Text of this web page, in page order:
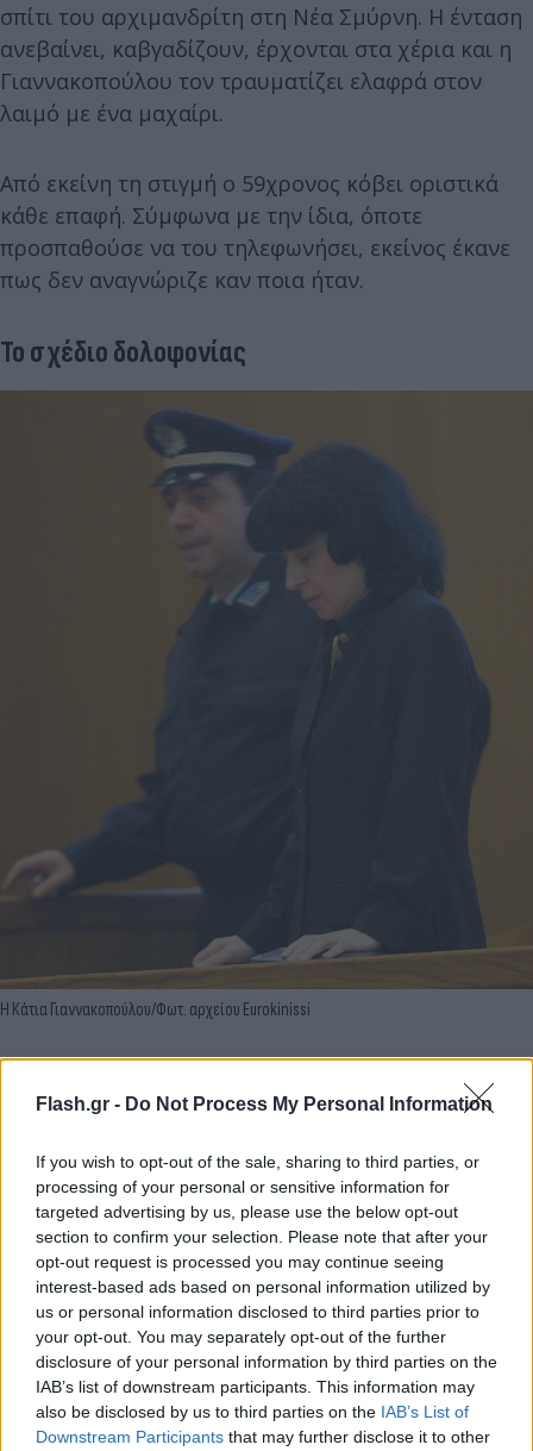
Flash.gr - Do Not Process My Personal Information
If you wish to opt-out of the sale, sharing to third parties, or
processing of your personal or sensitive information for
targeted advertising by us, please use the below opt-out
section to confirm your selection. Please note that after your
opt-out request is processed you may continue seeing
interest-based ads based on personal information utilized by
us or personal information disclosed to third parties prior to
your opt-out. You may separately opt-out of the further
disclosure of your personal information by third parties on the
IAB’s list of downstream participants. This information may
also be disclosed by us to third parties on the IAB’s List of
Downstream Participants that may further disclose it to other
σπίτι του αρχιμανδρίτη στη Νέα Σμύρνη. Η ένταση
ανεβαίνει, καβγαδίζουν, έρχονται στα χέρια και η
Γιαννακοπούλου τον τραυματίζει ελαφρά στον
λαιμό με ένα μαχαίρι.
Από εκείνη τη στιγμή ο 59χρονος κόβει οριστικά
κάθε επαφή. Σύμφωνα με την ίδια, όποτε
προσπαθούσε να του τηλεφωνήσει, εκείνος έκανε
πως δεν αναγνώριζε καν ποια ήταν.
Το σχέδιο δολοφονίας
Η Κάτια Γιαννακοπούλου/Φωτ. αρχείου Eurokinissi
οργή, παίρνει την απόφαση να τον σκοτώσει. Από
έναντι 480.000 δραχμών. Τον Ιούλιο, όταν
ενημερώνεται τηλεφωνικά από την εκκλησία του
Λονδίνου ότι ο Άνθιμος βρίσκεται στην Ελλάδα,
θεωρεί πως έχει έρθει η στιγμή να υλοποιήσει το
σχέδιό της.
Ύστερα από ακόμη μία σειρά επίμονων
τηλεφωνημάτων και πιέσεων, αποσπά από εκείνον
μια αόριστη υπόσχεση πως κάποια στιγμή θα